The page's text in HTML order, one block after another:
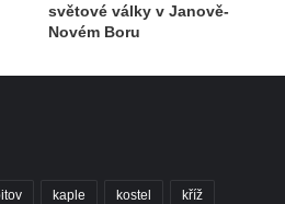
světové války v Janově-
Novém Boru
kaple kostel kříž